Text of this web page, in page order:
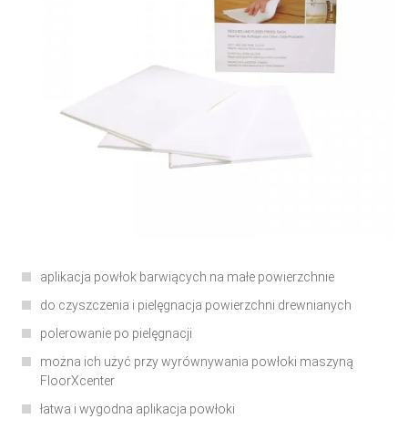
aplikacja powłok barwiących na małe powierzchnie
do czyszczenia i pielęgnacja powierzchni drewnianych
polerowanie po pielęgnacji
można ich użyć przy wyrównywania powłoki maszyną
FloorXcenter
łatwa i wygodna aplikacja powłoki